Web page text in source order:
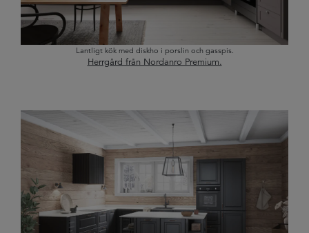
Lantligt kök med diskho i porslin och gasspis.
Herrgård från Nordanro Premium.